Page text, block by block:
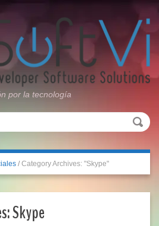
por la tecnología
/ Category Archives: "Skype"
Skype